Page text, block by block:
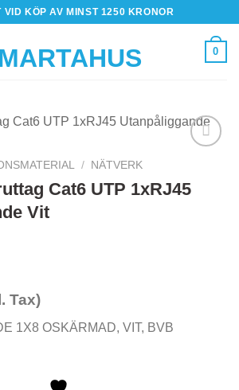
VID KÖP AV MINST 1250 KRONOR
0
/ NÄTVERK
Cat6 UTP 1xRJ45
Vit
Tax)
1X8 OSKÄRMAD, VIT, BVB